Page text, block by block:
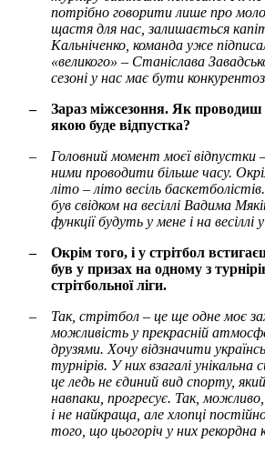
потрібно говорити лише про
щастя для нас, залишається
Кальніченко, команда уже
«великого» – Станіслава
сезоні у нас має бути
–
Зараз міжсезоння. Як проводиш
якою буде відпустка?
–
Головний момент моєї відпустки
ними проводити більше часу.
літо – літо весіль
був свідком на весіллі Вадима
функції будуть у мене і на
–
Окрім того, і у стрітбол
був у призах на одному з
стрітбольної ліги.
–
Так, стрітбол – це ще одне моє
можливість у прекрасній
друзями. Хочу відзначити
турнірів. У них взагалі
це ледь не єдиний вид спорту,
навпаки, прогресує. Так,
і не найкраща, але хлопці
того, що цьогоріч у них рекордна